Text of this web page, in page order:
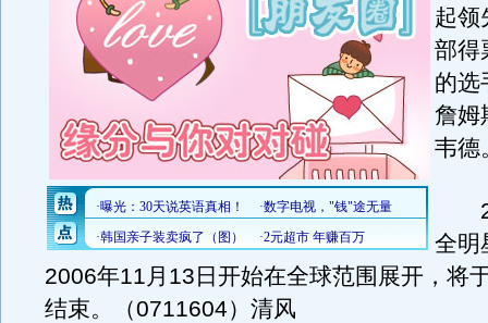
起领
部得
的选
詹姆
韦德
全明
2006年11月13日开始在全球范围展开，将
结束。（0711604）清风